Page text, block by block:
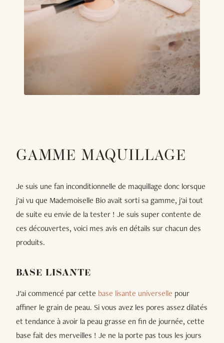
GAMME MAQUILLAGE
Je suis une fan inconditionnelle de maquillage donc lorsque
j'ai vu que Mademoiselle Bio avait sorti sa gamme, j'ai tout
de suite eu envie de la tester ! Je suis super contente de
ces découvertes, voici mes avis en détails sur chacun des
produits.
BASE LISANTE
J'ai commencé par cette base lisante universelle pour
affiner le grain de peau. Si vous avez les pores assez dilatés
et tendance à avoir la peau grasse en fin de journée, cette
base fait des merveilles ! Je ne la porte pas tous les jours